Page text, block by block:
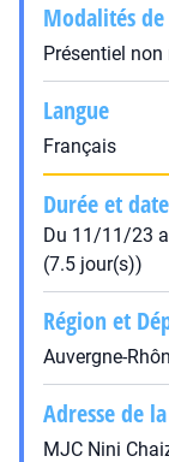
Modalités
Présentiel non
Langue
Français
Durée et
Du 11/11/23
(7.5 jour(s))
Région et
Auvergne-
Adresse de
MJC Nini